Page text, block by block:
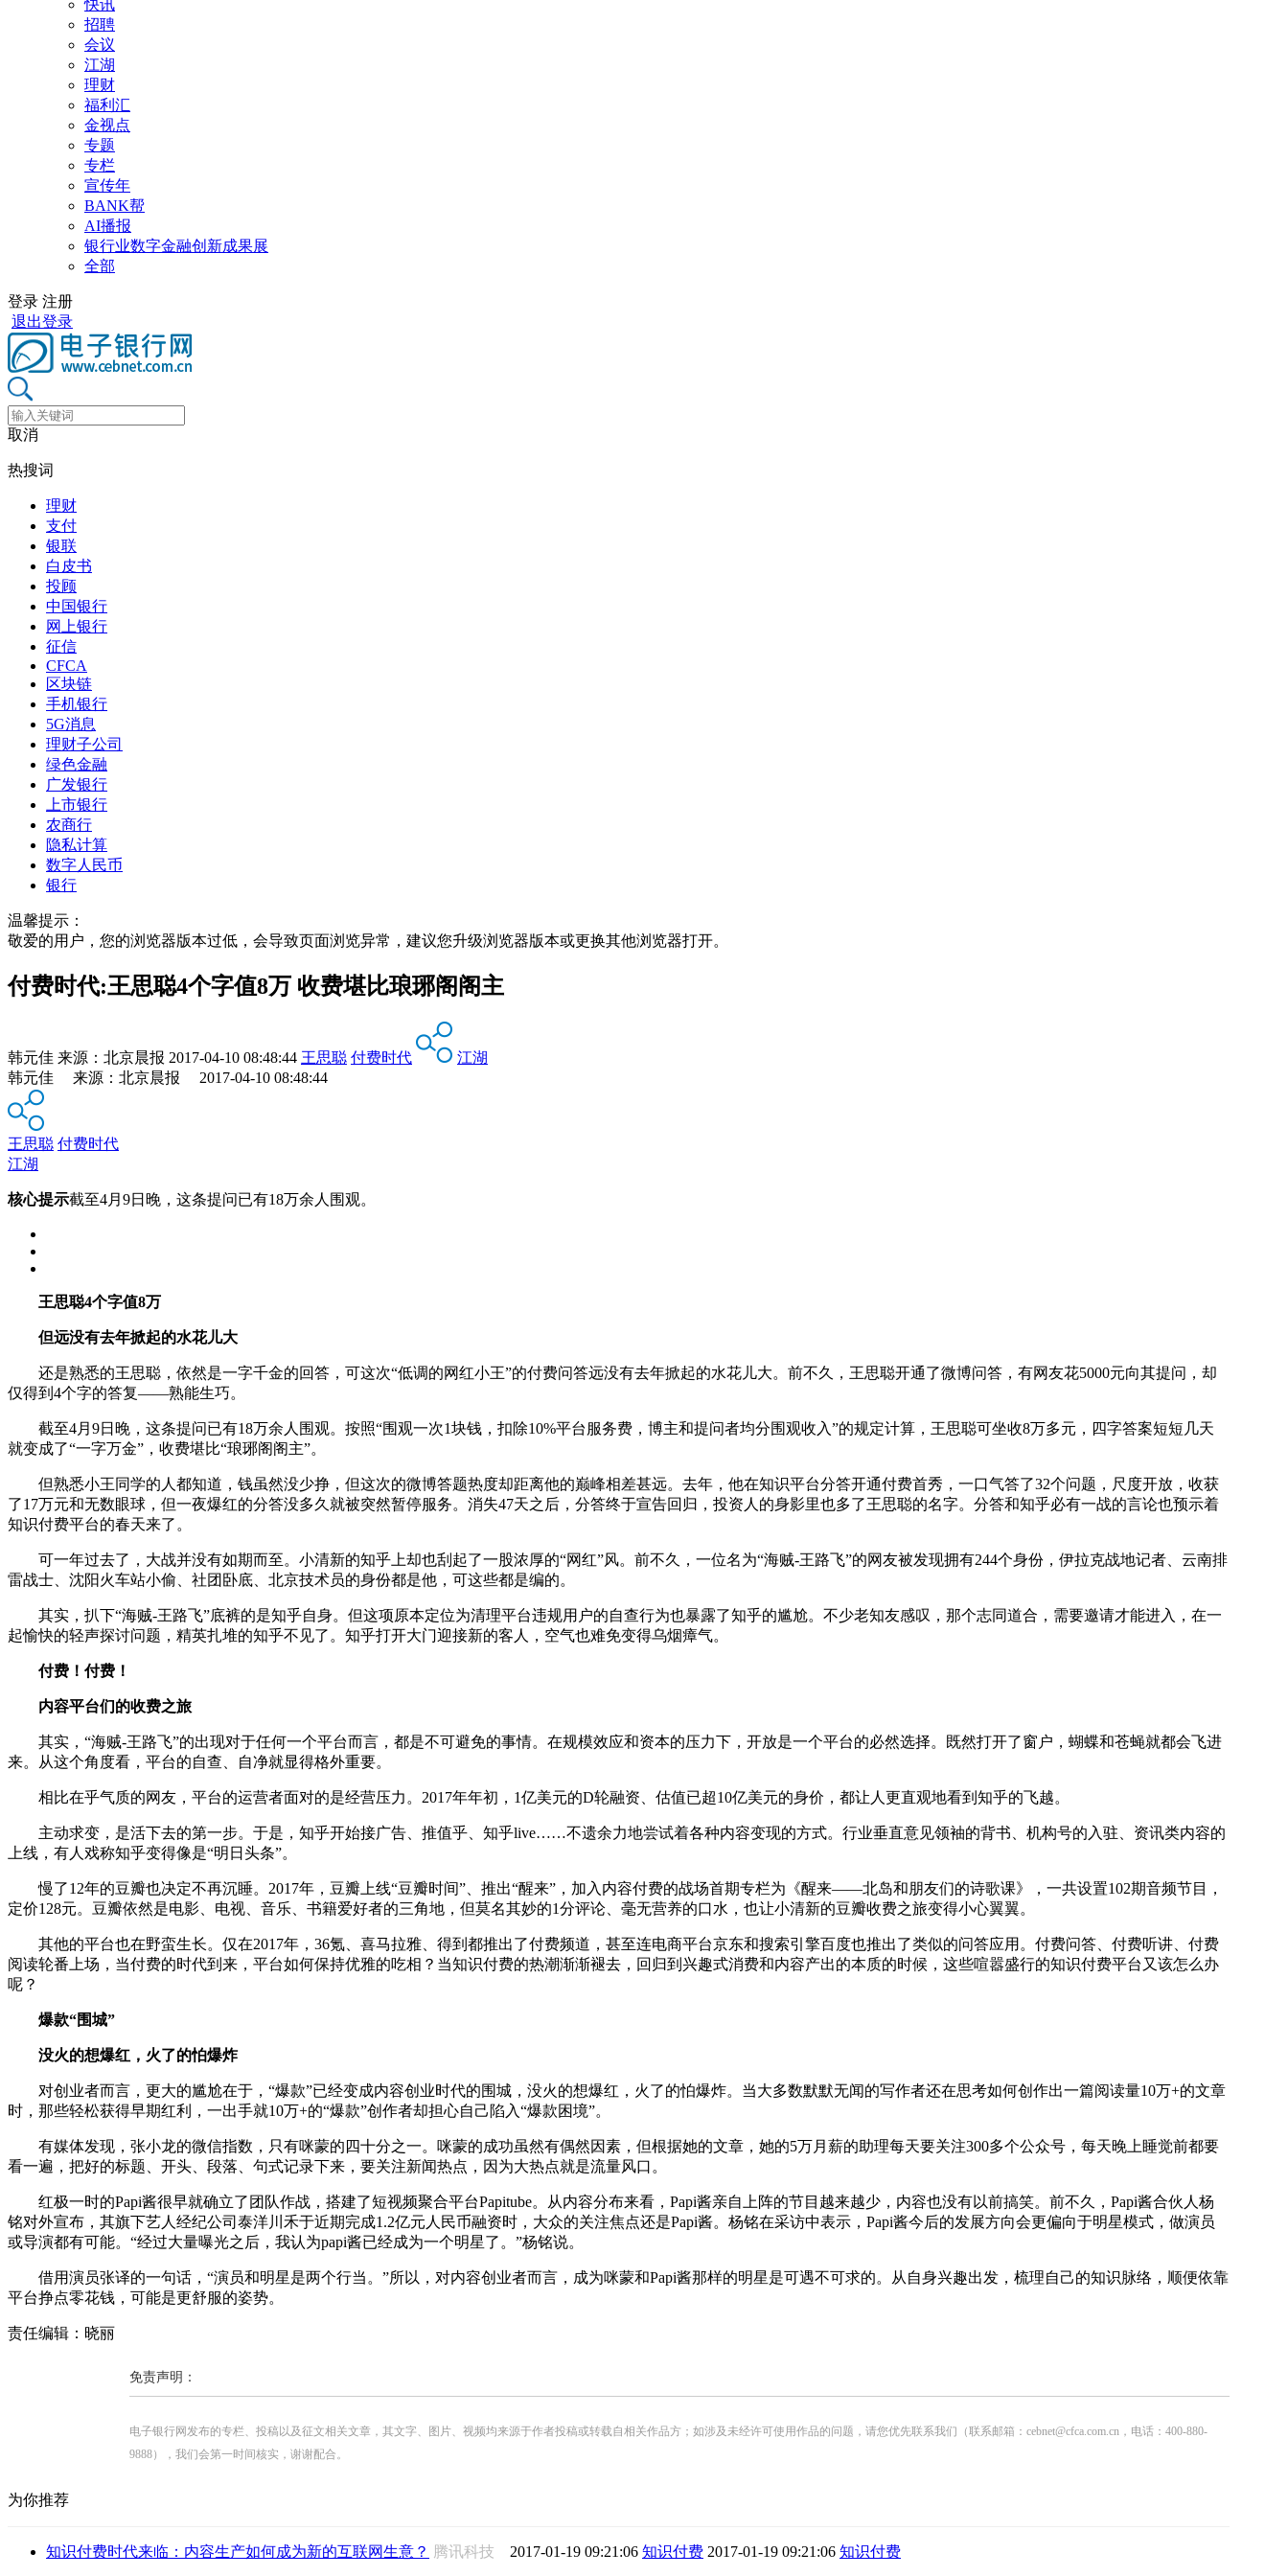
快讯
招聘
会议
江湖
理财
福利汇
金视点
专题
专栏
宣传年
BANK帮
AI播报
银行业数字金融创新成果展
全部
登录 注册
退出登录
取消
热搜词
理财
支付
银联
白皮书
投顾
中国银行
网上银行
征信
CFCA
区块链
手机银行
5G消息
理财子公司
绿色金融
广发银行
上市银行
农商行
隐私计算
数字人民币
银行
温馨提示：
敬爱的用户，您的浏览器版本过低，会导致页面浏览异常，建议您升级浏览器版本或更换其他浏览器打开。
付费时代:王思聪4个字值8万 收费堪比琅琊阁阁主
韩元佳 来源： 北京晨报 2017-04-10 08:48:44 王思聪 付费时代
江湖
韩元佳 来源：北京晨报 2017-04-10 08:48:44
王思聪 付费时代
江湖
核心提示截至4月9日晚，这条提问已有18万余人围观。
王思聪4个字值8万
但远没有去年掀起的水花儿大
还是熟悉的王思聪，依然是一字千金的回答，可这次“低调的网红小王”的付费问答远没有去年掀起的水花儿大。前不久，王思聪开通了微博问答，有网友花5000元向其提问，却
仅得到4个字的答复——熟能生巧。
截至4月9日晚，这条提问已有18万余人围观。按照“围观一次1块钱，扣除10%平台服务费，博主和提问者均分围观收入”的规定计算，王思聪可坐收8万多元，四字答案短短几天
就变成了“一字万金”，收费堪比“琅琊阁阁主”。
但熟悉小王同学的人都知道，钱虽然没少挣，但这次的微博答题热度却距离他的巅峰相差甚远。去年，他在知识平台分答开通付费首秀，一口气答了32个问题，尺度开放，收获
了17万元和无数眼球，但一夜爆红的分答没多久就被突然暂停服务。消失47天之后，分答终于宣告回归，投资人的身影里也多了王思聪的名字。分答和知乎必有一战的言论也预示着
知识付费平台的春天来了。
可一年过去了，大战并没有如期而至。小清新的知乎上却也刮起了一股浓厚的“网红”风。前不久，一位名为“海贼-王路飞”的网友被发现拥有244个身份，伊拉克战地记者、云南排
雷战士、沈阳火车站小偷、社团卧底、北京技术员的身份都是他，可这些都是编的。
其实，扒下“海贼-王路飞”底裤的是知乎自身。但这项原本定位为清理平台违规用户的自查行为也暴露了知乎的尴尬。不少老知友感叹，那个志同道合，需要邀请才能进入，在一
起愉快的轻声探讨问题，精英扎堆的知乎不见了。知乎打开大门迎接新的客人，空气也难免变得乌烟瘴气。
付费！付费！
内容平台们的收费之旅
其实，“海贼-王路飞”的出现对于任何一个平台而言，都是不可避免的事情。在规模效应和资本的压力下，开放是一个平台的必然选择。既然打开了窗户，蝴蝶和苍蝇就都会飞进
来。从这个角度看，平台的自查、自净就显得格外重要。
相比在乎气质的网友，平台的运营者面对的是经营压力。2017年年初，1亿美元的D轮融资、估值已超10亿美元的身价，都让人更直观地看到知乎的飞越。
主动求变，是活下去的第一步。于是，知乎开始接广告、推值乎、知乎live……不遗余力地尝试着各种内容变现的方式。行业垂直意见领袖的背书、机构号的入驻、资讯类内容的
上线，有人戏称知乎变得像是“明日头条”。
慢了12年的豆瓣也决定不再沉睡。2017年，豆瓣上线“豆瓣时间”、推出“醒来”，加入内容付费的战场首期专栏为《醒来——北岛和朋友们的诗歌课》，一共设置102期音频节目，
定价128元。豆瓣依然是电影、电视、音乐、书籍爱好者的三角地，但莫名其妙的1分评论、毫无营养的口水，也让小清新的豆瓣收费之旅变得小心翼翼。
其他的平台也在野蛮生长。仅在2017年，36氪、喜马拉雅、得到都推出了付费频道，甚至连电商平台京东和搜索引擎百度也推出了类似的问答应用。付费问答、付费听讲、付费
阅读轮番上场，当付费的时代到来，平台如何保持优雅的吃相？当知识付费的热潮渐渐褪去，回归到兴趣式消费和内容产出的本质的时候，这些喧嚣盛行的知识付费平台又该怎么办
呢？
爆款“围城”
没火的想爆红，火了的怕爆炸
对创业者而言，更大的尴尬在于，“爆款”已经变成内容创业时代的围城，没火的想爆红，火了的怕爆炸。当大多数默默无闻的写作者还在思考如何创作出一篇阅读量10万+的文章
时，那些轻松获得早期红利，一出手就10万+的“爆款”创作者却担心自己陷入“爆款困境”。
有媒体发现，张小龙的微信指数，只有咪蒙的四十分之一。咪蒙的成功虽然有偶然因素，但根据她的文章，她的5万月薪的助理每天要关注300多个公众号，每天晚上睡觉前都要
看一遍，把好的标题、开头、段落、句式记录下来，要关注新闻热点，因为大热点就是流量风口。
红极一时的Papi酱很早就确立了团队作战，搭建了短视频聚合平台Papitube。从内容分布来看，Papi酱亲自上阵的节目越来越少，内容也没有以前搞笑。前不久，Papi酱合伙人杨
铭对外宣布，其旗下艺人经纪公司泰洋川禾于近期完成1.2亿元人民币融资时，大众的关注焦点还是Papi酱。杨铭在采访中表示，Papi酱今后的发展方向会更偏向于明星模式，做演员
或导演都有可能。“经过大量曝光之后，我认为papi酱已经成为一个明星了。”杨铭说。
借用演员张译的一句话，“演员和明星是两个行当。”所以，对内容创业者而言，成为咪蒙和Papi酱那样的明星是可遇不可求的。从自身兴趣出发，梳理自己的知识脉络，顺便依靠
平台挣点零花钱，可能是更舒服的姿势。
责任编辑：晓丽
免责声明：
电子银行网发布的专栏、投稿以及征文相关文章，其文字、图片、视频均来源于作者投稿或转载自相关作品方；如涉及未经许可使用作品的问题，请您优先联系我们（联系邮箱：cebnet@cfca.com.cn，电话：400-880-
9888），我们会第一时间核实，谢谢配合。
为你推荐
知识付费时代来临：内容生产如何成为新的互联网生意？ 腾讯科技 2017-01-19 09:21:06 知识付费 2017-01-19 09:21:06 知识付费